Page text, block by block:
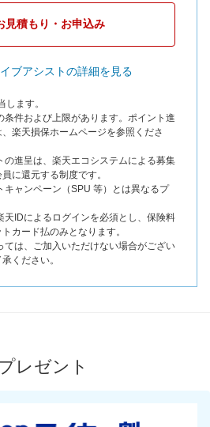
見積もり・お申込み
ブアシストの詳細を見る
ます。
件および上限があります。ポイント進
楽天損保ホームページを参照くださ
進呈は、楽天エコシステムによる募集
に還元する制度です。
ャンペーン（SPU 等）とは異なるプ
IDによるログインを必須とし、保険料
カード払のみとなります。
は、ご加入いただけない場合がござい
ください。
レゼント